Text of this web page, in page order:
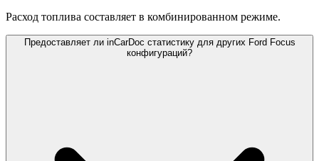
Расход топлива составляет в комбинированном режиме.
Предоставляет ли inCarDoc статистику для других Ford Focus
конфигураций?